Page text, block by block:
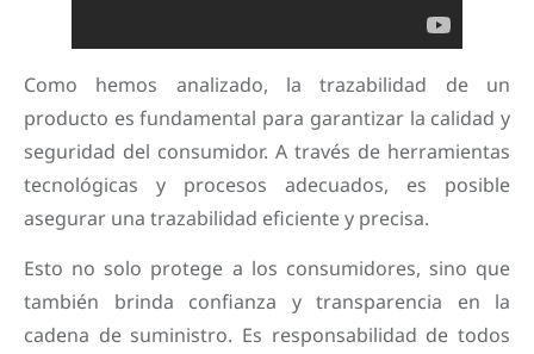
Como hemos analizado, la trazabilidad de un
producto es fundamental para garantizar la calidad y
seguridad del consumidor. A través de herramientas
tecnológicas y procesos adecuados, es posible
asegurar una trazabilidad eficiente y precisa.
Esto no solo protege a los consumidores, sino que
también brinda confianza y transparencia en la
cadena de suministro. Es responsabilidad de todos